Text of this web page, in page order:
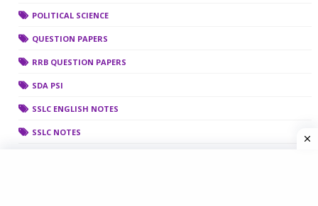
POLITICAL SCIENCE
QUESTION PAPERS
RRB QUESTION PAPERS
SDA PSI
SSLC ENGLISH NOTES
SSLC NOTES